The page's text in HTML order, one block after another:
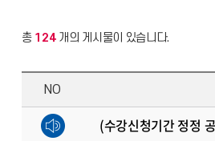
총 124개의 게시물이 있습니다.
NO
(수강신청기간 정정